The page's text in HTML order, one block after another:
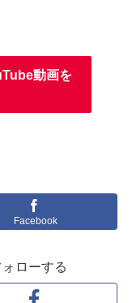
動画を
Facebook
ローする